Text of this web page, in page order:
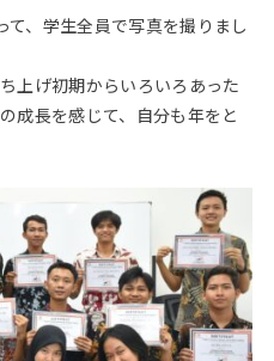
、学生全員で写真を撮りまし
上げ初期からいろいろあった
成長を感じて、自分も年をと